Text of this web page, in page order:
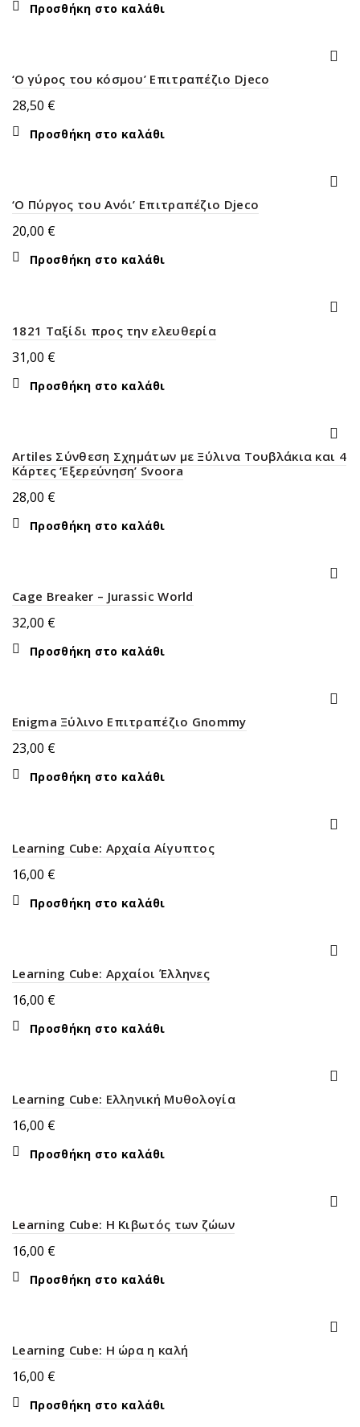
Προσθήκη στο καλάθι
‘Ο γύρος του κόσμου’ Επιτραπέζιο Djeco
28,50 €
Προσθήκη στο καλάθι
‘Ο Πύργος του Ανόι’ Επιτραπέζιο Djeco
20,00 €
Προσθήκη στο καλάθι
1821 Ταξίδι προς την ελευθερία
31,00 €
Προσθήκη στο καλάθι
Artiles Σύνθεση Σχημάτων με Ξύλινα Τουβλάκια και 4
Κάρτες ‘Εξερεύνηση’ Svoora
28,00 €
Προσθήκη στο καλάθι
Cage Breaker – Jurassic World
32,00 €
Προσθήκη στο καλάθι
Enigma Ξύλινο Επιτραπέζιο Gnommy
23,00 €
Προσθήκη στο καλάθι
Learning Cube: Αρχαία Αίγυπτος
16,00 €
Προσθήκη στο καλάθι
Learning Cube: Αρχαίοι Έλληνες
16,00 €
Προσθήκη στο καλάθι
Learning Cube: Ελληνική Μυθολογία
16,00 €
Προσθήκη στο καλάθι
Learning Cube: Η Κιβωτός των ζώων
16,00 €
Προσθήκη στο καλάθι
Learning Cube: Η ώρα η καλή
16,00 €
Προσθήκη στο καλάθι